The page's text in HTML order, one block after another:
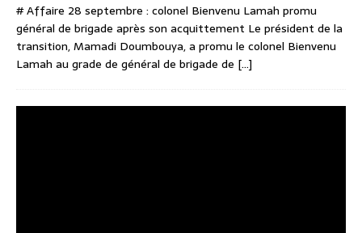
# Affaire 28 septembre : colonel Bienvenu Lamah promu
général de brigade après son acquittement Le président de la
transition, Mamadi Doumbouya, a promu le colonel Bienvenu
Lamah au grade de général de brigade de [...]